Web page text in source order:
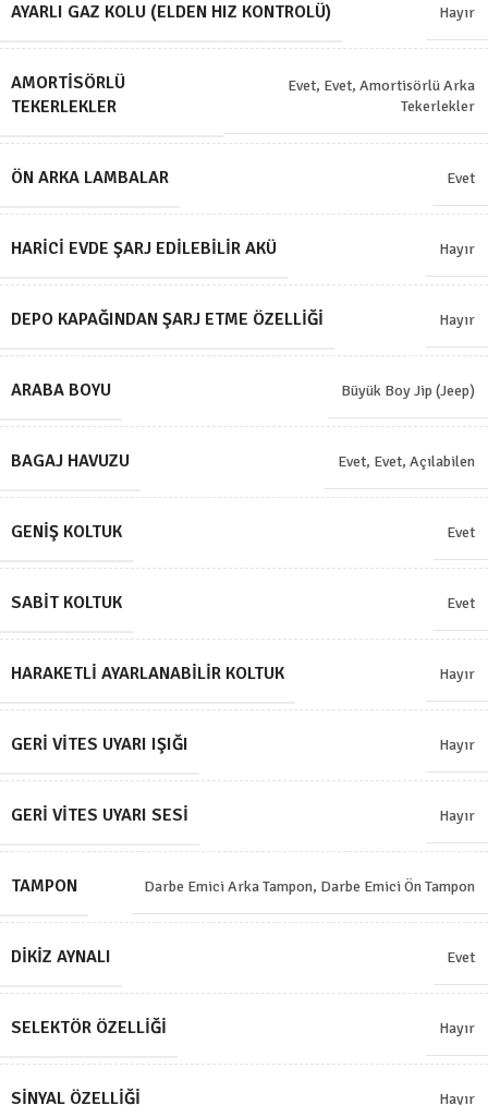
AYARLI GAZ KOLU (ELDEN HIZ KONTROLÜ) Hayır
AMORTISÖRLÜ
TEKERLEKLER
Evet, Evet, Amortisörlü Arka
Tekerlekler
ÖN ARKA LAMBALAR Evet
HARICI EVDE ŞARJ EDILEBILIR AKÜ Hayır
DEPO KAPAĞINDAN ŞARJ ETME ÖZELLIĞI Hayır
ARABA BOYU Büyük Boy Jip (Jeep)
BAGAJ HAVUZU Evet, Evet, Açılabilen
GENIŞ KOLTUK Evet
SABIT KOLTUK Evet
HARAKETLI AYARLANABILIR KOLTUK Hayır
GERI VITES UYARI IŞIĞI Hayır
GERI VITES UYARI SESI Hayır
TAMPON Darbe Emici Arka Tampon, Darbe Emici Ön Tampon
DIKIZ AYNALI Evet
SELEKTÖR ÖZELLIĞI Hayır
SINYAL ÖZELLIĞI Hayır